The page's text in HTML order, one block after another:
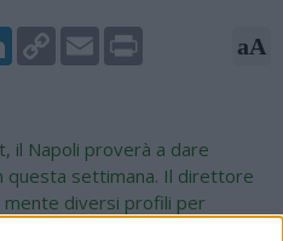
LinkedInCopy
Link
Email aA
il Napoli proverà a dare
questa settimana. Il direttore
mente diversi profili per